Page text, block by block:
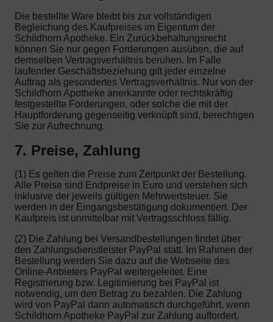
Die bestellte Ware bleibt bis zur vollständigen
Begleichung des Kaufpreises im Eigentum der
Schildhorn Apotheke. Ein Zurückbehaltungsrecht
können Sie nur gegen Forderungen ausüben, die auf
demselben Vertragsverhältnis beruhen. Im Falle
laufender Geschäftsbeziehung gilt jeder einzelne
Auftrag als gesondertes Vertragsverhältnis. Nur von der
Schildhorn Apotheke anerkannte oder rechtskräftig
festgestellte Forderungen, oder solche die mit der
Hauptforderung gegenseitig verknüpft sind, berechtigen
Sie zur Aufrechnung.
7. Preise, Zahlung
(1) Es gelten die Preise zum Zeitpunkt der Bestellung.
Alle Preise sind Endpreise in Euro und verstehen sich
inklusive der jeweils gültigen Mehrwertsteuer. Sie
werden in der Eingangsbestätigung dokumentiert. Der
Kaufpreis ist unmittelbar mit Vertragsschluss fällig.
(2) Die Zahlung bei Versandbestellungen findet über
den Zahlungsdienstleister PayPal statt. Im Rahmen der
Bestellung werden Sie dazu auf die Webseite des
Online-Anbieters PayPal weitergeleitet. Eine
Registrierung bzw. Legitimierung bei PayPal ist
notwendig, um den Betrag zu bezahlen. Die Zahlung
wird von PayPal dann automatisch durchgeführt, wenn
Schildhorn Apotheke PayPal zur Zahlung auffordert.